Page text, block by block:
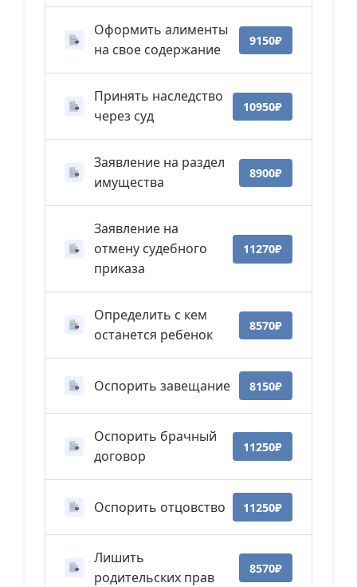
Оформить алименты
на свое содержание
9150₽
Принять наследство
через суд
10950₽
Заявление на раздел
имущества
8900₽
Заявление на
отмену судебного
приказа
11270₽
Определить с кем
останется ребенок
8570₽
Оспорить завещание 8150₽
Оспорить брачный
договор
11250₽
Оспорить отцовство 11250₽
Лишить
родительских прав
8570₽